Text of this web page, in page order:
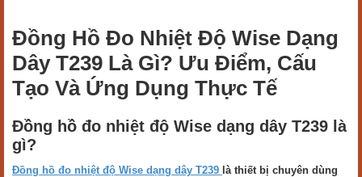
Đồng Hồ Đo Nhiệt Độ Wise Dạng
Dây T239 Là Gì? Ưu Điểm, Cấu
Tạo Và Ứng Dụng Thực Tế
Đồng hồ đo nhiệt độ Wise dạng dây T239 là
gì?
Đồng hồ đo nhiệt độ Wise dạng dây T239 là thiết bị chuyên dùng